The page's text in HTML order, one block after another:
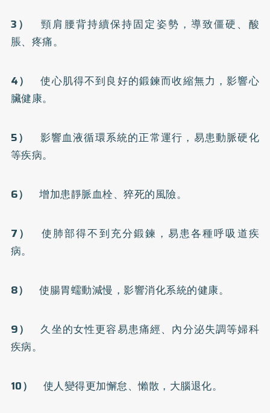
3）
頸肩腰背持續保持固定姿勢，導致僵硬、酸
脹、疼痛。
4）
使心肌得不到良好的鍛鍊而收縮無力，影響心
臟健康。
5）
影響血液循環系統的正常運行，易患動脈硬化
等疾病。
6） 增加患靜脈血栓、猝死的風險。
7）
使肺部得不到充分鍛鍊，易患各種呼吸道疾
病。
8） 使腸胃蠕動減慢，影響消化系統的健康。
9）久坐的女性更容易患痛經、內分泌失調等婦科
疾病。
10） 使人變得更加懈怠、懶散，大腦退化。